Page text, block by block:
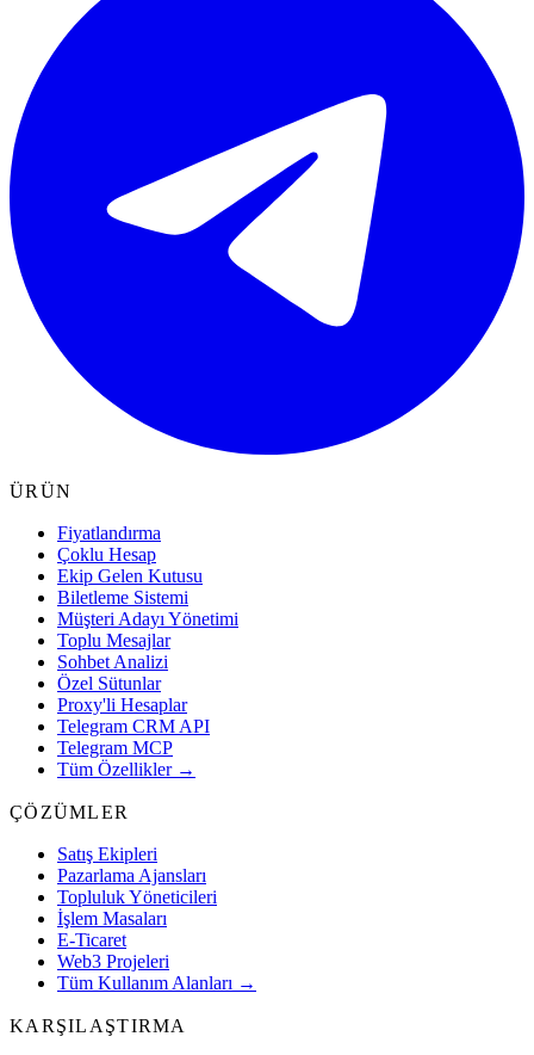
ÜRÜN
Fiyatlandırma
Çoklu Hesap
Ekip Gelen Kutusu
Biletleme Sistemi
Müşteri Adayı Yönetimi
Toplu Mesajlar
Sohbet Analizi
Özel Sütunlar
Proxy'li Hesaplar
Telegram CRM API
Telegram MCP
Tüm Özellikler →
ÇÖZÜMLER
Satış Ekipleri
Pazarlama Ajansları
Topluluk Yöneticileri
İşlem Masaları
E-Ticaret
Web3 Projeleri
Tüm Kullanım Alanları →
KARŞILAŞTIRMA